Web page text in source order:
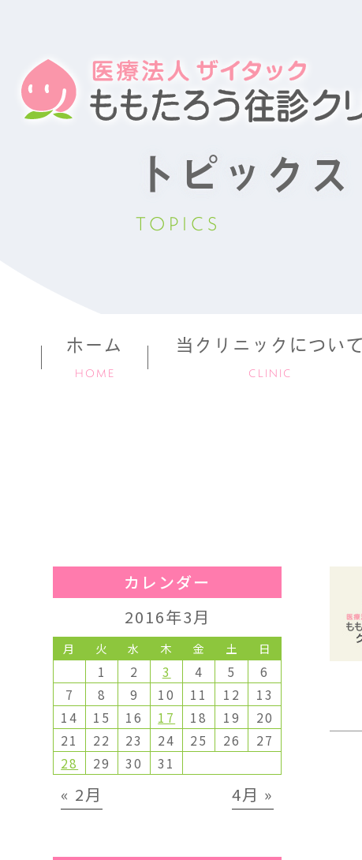
トピックス
TOPICS
ホーム
HOME
当クリニックについて
CLINIC
カレンダー
2016年3月
月 火 水 木 金 土 日
1 2 3 4 5
6
7
8 9 10 11 12
13
14
15 16 17 18 19
20
21
22 23 24 25 26
27
28
29 30 31
« 2月 4月 »